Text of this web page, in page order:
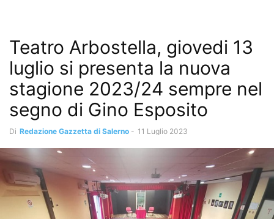
Teatro Arbostella, giovedi 13
luglio si presenta la nuova
stagione 2023/24 sempre nel
segno di Gino Esposito
Di Redazione Gazzetta di Salerno - 11 Luglio 2023